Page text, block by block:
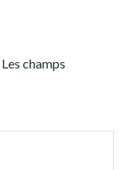
Les champs